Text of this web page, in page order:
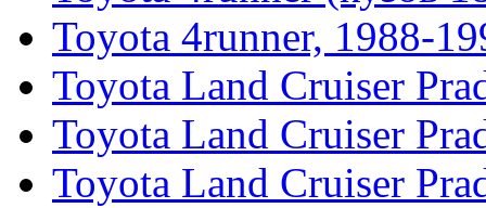
Toyota 4runner, 1988-
Toyota Land Cruiser
Toyota Land Cruiser
Toyota Land Cruiser